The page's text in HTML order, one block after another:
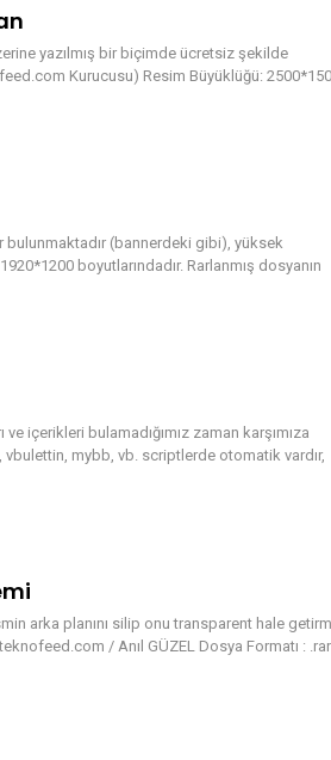
yazılmış bir biçimde ücretsiz şekilde
Kurucusu) Resim Büyüklüğü:
(bannerdeki gibi), yüksek
boyutlarındadır. Rarlanmış dosyanın
içerikleri bulamadığımız zaman karşımıza
vbulettin, mybb, vb. scriptlerde otomatik vardır,
arka planını silip onu transparent hale
/ Anıl GÜZEL Dosya Formatı : .rar